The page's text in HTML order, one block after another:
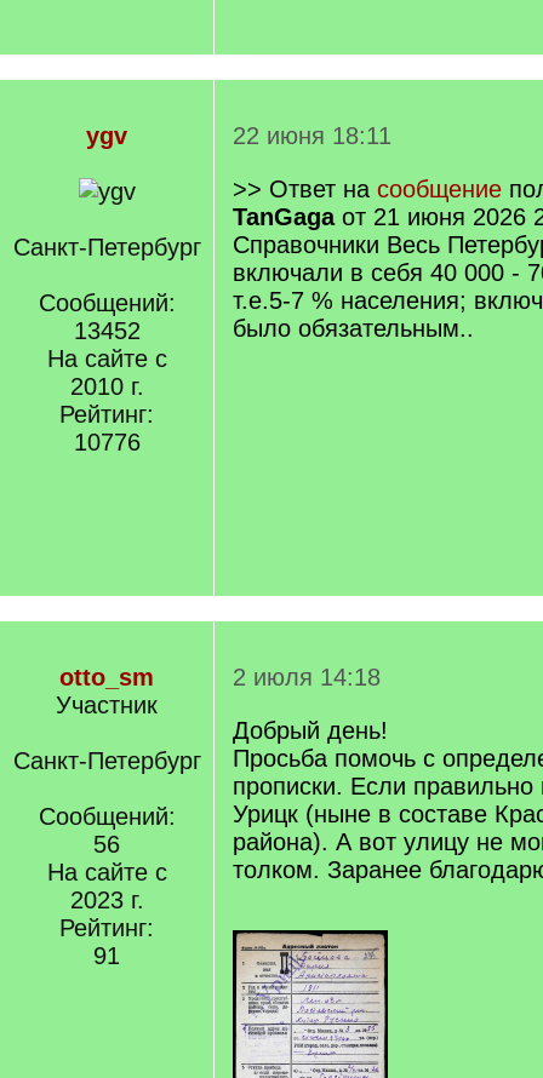
ygv
Санкт-Петербург
Сообщений:
13452
На сайте с
2010 г.
Рейтинг:
10776
22 июня 18:11
>> Ответ на сообщение
TanGagaот 21 июня 2026
Справочники Весь
включали в себя 40 000 -
т.е.5-7 % населения;
было обязательным..
otto_sm
Участник
Санкт-Петербург
Сообщений:
56
На сайте с
2023 г.
Рейтинг:
91
2 июля 14:18
Добрый день!
Просьба помочь с
прописки. Если правильно
Урицк (ныне в составе
района). А вот улицу не
толком. Заранее